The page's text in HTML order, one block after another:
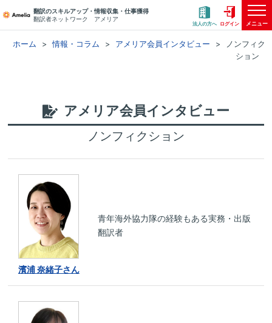
翻訳のスキルアップ・情報収集・仕事獲得
翻訳者ネットワーク アメリア
法人の方へ ログイン メニュー
ホーム 情報・コラム アメリア会員インタビュー
ノンフィク
ション
アメリア会員インタビュー
ノンフィクション
濱浦 奈緒子さん
青年海外協力隊の経験もある実務・出版
翻訳者